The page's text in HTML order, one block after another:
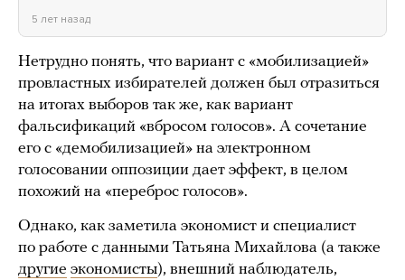
5 лет назад
Нетрудно понять, что вариант с «мобилизацией»
провластных избирателей должен был отразиться
на итогах выборов так же, как вариант
фальсификаций «вбросом голосов». А сочетание
его с «демобилизацией» на электронном
голосовании оппозиции дает эффект, в целом
похожий на «переброс голосов».
Однако, как заметила экономист и специалист
по работе с данными Татьяна Михайлова (а также
другие экономисты), внешний наблюдатель,